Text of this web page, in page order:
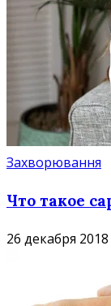
Захворювання
Что такое
26 декабря 2018